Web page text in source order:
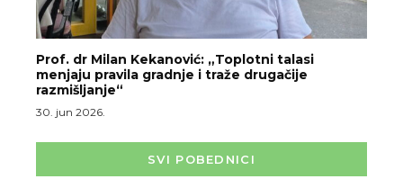
Prof. dr Milan Kekanović: „Toplotni talasi
menjaju pravila gradnje i traže drugačije
razmišljanje“
30. jun 2026.
SVI POBEDNICI